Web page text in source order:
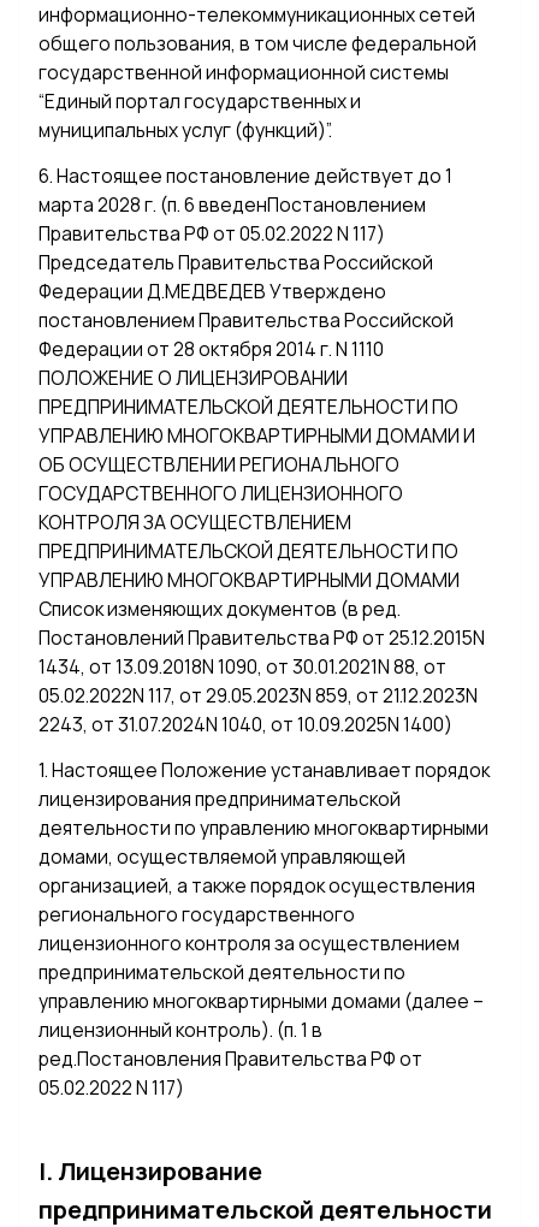
информационно-телекоммуникационных сетей
общего пользования, в том числе федеральной
государственной информационной системы
“Единый портал государственных и
муниципальных услуг (функций)”.
6. Настоящее постановление действует до 1
марта 2028 г. (п. 6 введенПостановлением
Правительства РФ от 05.02.2022 N 117)
Председатель Правительства Российской
Федерации Д.МЕДВЕДЕВ Утверждено
постановлением Правительства Российской
Федерации от 28 октября 2014 г. N 1110
ПОЛОЖЕНИЕ О ЛИЦЕНЗИРОВАНИИ
ПРЕДПРИНИМАТЕЛЬСКОЙ ДЕЯТЕЛЬНОСТИ ПО
УПРАВЛЕНИЮ МНОГОКВАРТИРНЫМИ ДОМАМИ И
ОБ ОСУЩЕСТВЛЕНИИ РЕГИОНАЛЬНОГО
ГОСУДАРСТВЕННОГО ЛИЦЕНЗИОННОГО
КОНТРОЛЯ ЗА ОСУЩЕСТВЛЕНИЕМ
ПРЕДПРИНИМАТЕЛЬСКОЙ ДЕЯТЕЛЬНОСТИ ПО
УПРАВЛЕНИЮ МНОГОКВАРТИРНЫМИ ДОМАМИ
Список изменяющих документов (в ред.
Постановлений Правительства РФ от 25.12.2015N
1434, от 13.09.2018N 1090, от 30.01.2021N 88, от
05.02.2022N 117, от 29.05.2023N 859, от 21.12.2023N
2243, от 31.07.2024N 1040, от 10.09.2025N 1400)
1. Настоящее Положение устанавливает порядок
лицензирования предпринимательской
деятельности по управлению многоквартирными
домами, осуществляемой управляющей
организацией, а также порядок осуществления
регионального государственного
лицензионного контроля за осуществлением
предпринимательской деятельности по
управлению многоквартирными домами (далее –
лицензионный контроль). (п. 1 в
ред.Постановления Правительства РФ от
05.02.2022 N 117)
I. Лицензирование
предпринимательской деятельности